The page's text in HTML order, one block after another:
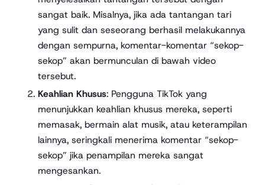
sangat baik. Misalnya, jika ada tantangan tari
yang sulit dan seseorang berhasil melakukannya
dengan sempurna, komentar-komentar “sekop-
sekop” akan bermunculan di bawah video
tersebut.
Keahlian Khusus: Pengguna TikTok yang
menunjukkan keahlian khusus mereka, seperti
memasak, bermain alat musik, atau keterampilan
lainnya, seringkali menerima komentar “sekop-
sekop” jika penampilan mereka sangat
mengesankan.